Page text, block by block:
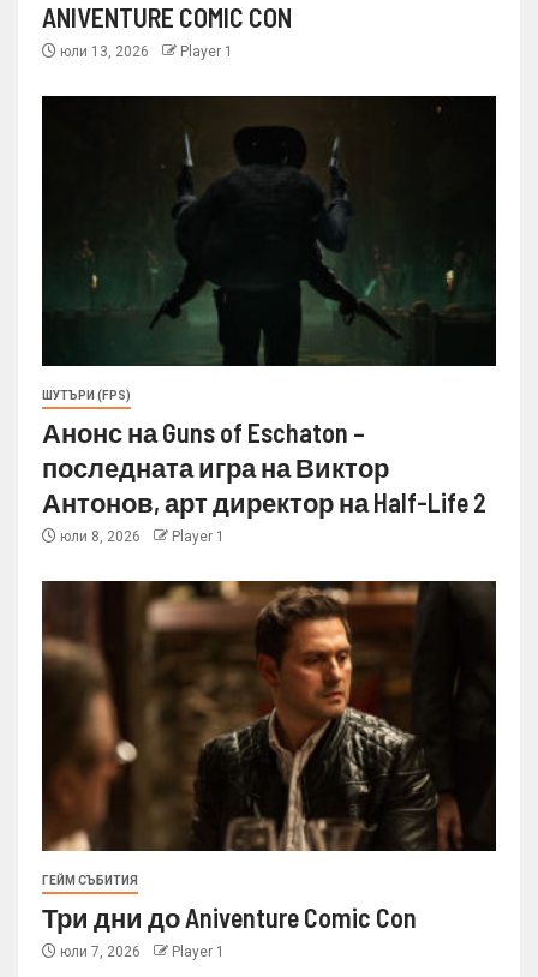
ANIVENTURE COMIC CON
юли 13, 2026 Player 1
ШУТЪРИ (FPS)
Анонс на Guns of Eschaton –
последната игра на Виктор
Антонов, арт директор на Half-Life 2
юли 8, 2026 Player 1
ГЕЙМ СЪБИТИЯ
Три дни до Aniventure Comic Con
юли 7, 2026 Player 1